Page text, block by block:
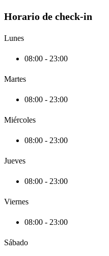
Horario de check-in
Lunes
08:00 - 23:00
Martes
08:00 - 23:00
Miércoles
08:00 - 23:00
Jueves
08:00 - 23:00
Viernes
08:00 - 23:00
Sábado